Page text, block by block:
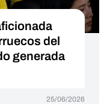
del
generada
25/06/2026